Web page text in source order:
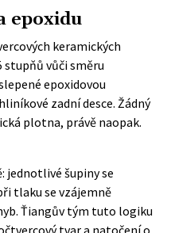
epoxidu
keramických
stupňů vůči směru
epoxidovou
zadní desce. Žádný
plotna, právě naopak.
jednotlivé šupiny se
tlaku se vzájemně
Ťiangův tým tuto logiku
tvar a natočení o